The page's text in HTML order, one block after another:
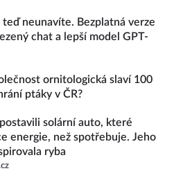
teď neunavíte. Bezplatná verze
chat a lepší model GPT-
ornitologická slaví 100
ptáky v ČR?
solární auto, které
energie, než spotřebuje. Jeho
ryba